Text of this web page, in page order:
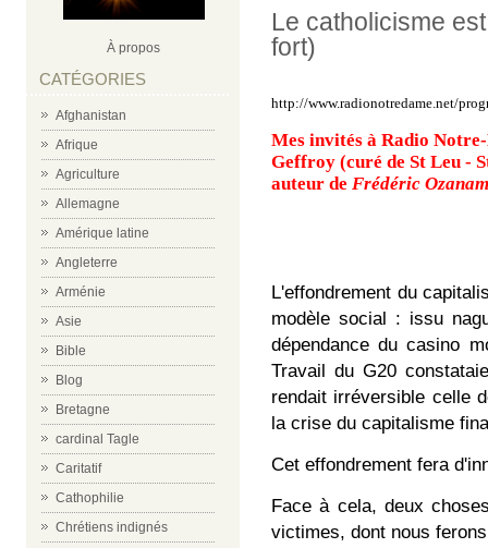
À propos
CATÉGORIES
Afghanistan
Afrique
Agriculture
Allemagne
Amérique latine
Angleterre
Arménie
Asie
Bible
Blog
Bretagne
cardinal Tagle
Caritatif
Cathophilie
Chrétiens indignés
Le catholicisme
fort)
http://www.radionotredame.net/
Mes invités à Radio
Geffroy (curé de St Leu -
auteur de Frédéric
L'effondrement du
modèle social : issu
dépendance du casino
Travail du G20
rendait irréversible celle
la crise du capitalisme
Cet effondrement fera
Face à cela, deux
victimes, dont nous